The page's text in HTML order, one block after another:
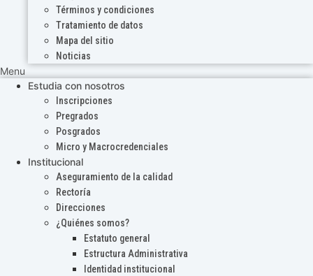
Términos y condiciones
Tratamiento de datos
Mapa del sitio
Noticias
Menu
Estudia con nosotros
Inscripciones
Pregrados
Posgrados
Micro y Macrocredenciales
Institucional
Aseguramiento de la calidad
Rectoría
Direcciones
¿Quiénes somos?
Estatuto general
Estructura Administrativa
Identidad institucional